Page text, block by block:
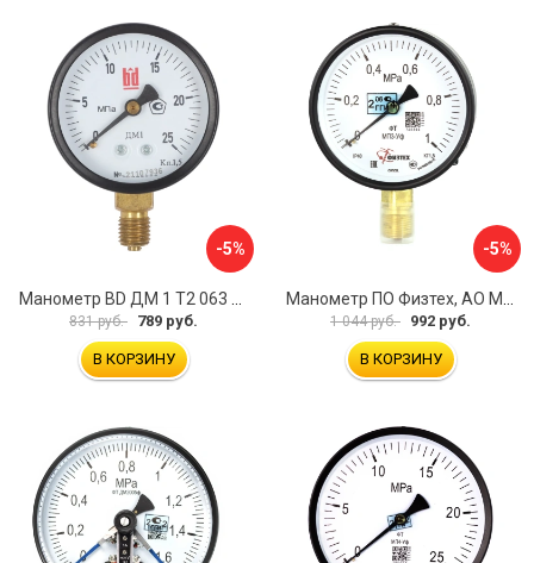
-5%
831 руб. 789 руб.
В КОРЗИНУ
-5%
1 044 руб. 992 руб.
В КОРЗИНУ